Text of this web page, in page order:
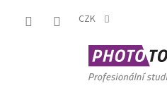
CZK